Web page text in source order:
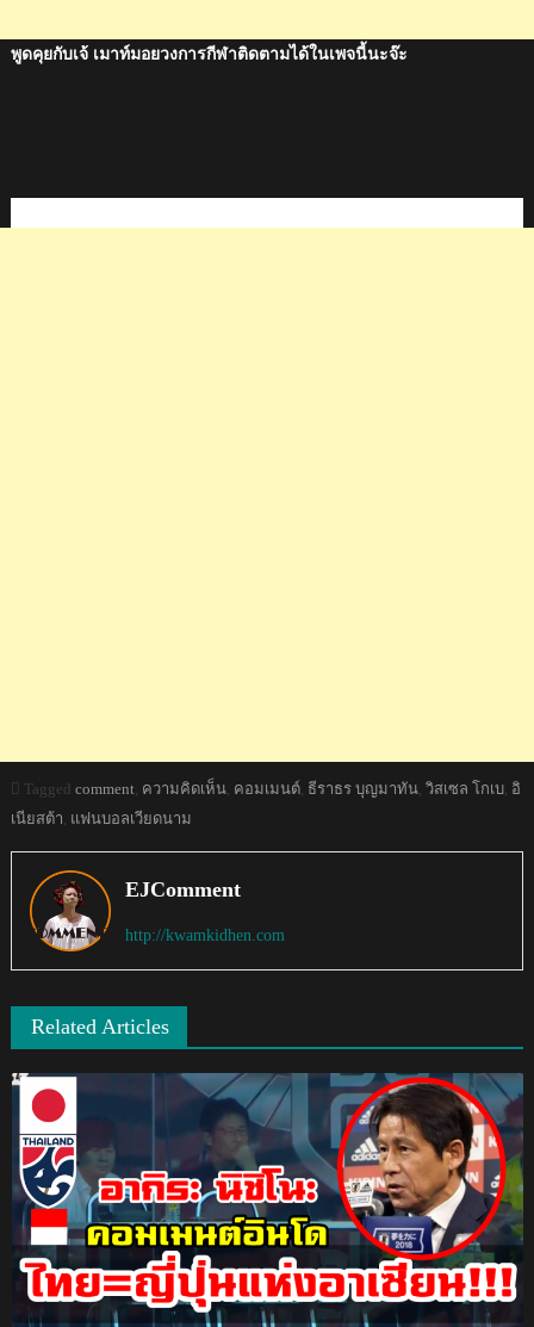
พูดคุยกับเจ้ เมาท์มอยวงการกีฬาติดตามได้ในเพจนี้นะจ๊ะ
Tagged comment ความคิดเห็น, คอมเมนต์, ธีราธร บุญมาทัน, วิสเซล โกเบ, อิ
เนียสต้า แฟนบอลเวียดนาม
EJComment
http://kwamkidhen.com
Related Articles